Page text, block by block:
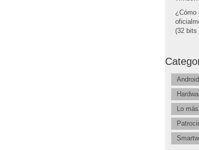
¿Cómo
(32 bits
Android
Lo